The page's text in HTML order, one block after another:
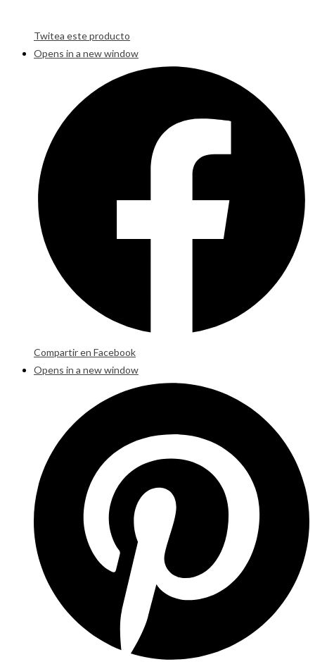
Twitea este producto
Opens in a new window
Compartir en Facebook
Opens in a new window